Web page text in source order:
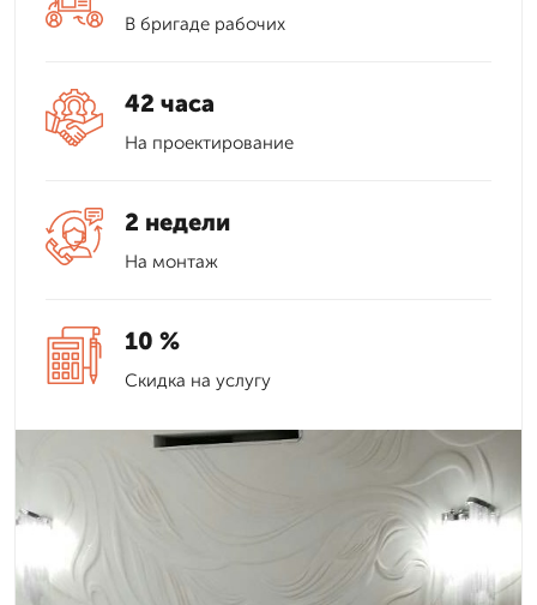
В бригаде рабочих
42 часа
На проектирование
2 недели
На монтаж
10 %
Скидка на услугу